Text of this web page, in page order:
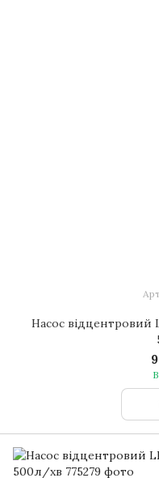
Насос відцентровий